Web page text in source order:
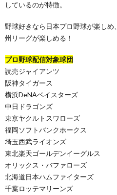
しているのが特徴。
野球好きなら日本プロ野球が楽し
州リーグが楽しめる！
プロ野球配信対象球団
読売ジャイアンツ
阪神タイガース
横浜DeNAベイスターズ
中日ドラゴンズ
東京ヤクルトスワローズ
福岡ソフトバンクホークス
埼玉西武ライオンズ
東北楽天ゴールデンイーグルス
オリックス・バファローズ
北海道日本ハムファイターズ
千葉ロッテマリーンズ